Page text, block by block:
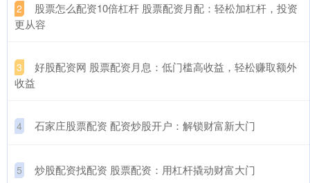
2
​股票怎么配资10倍杠杆 股票配资月配：轻松加杠杆，投资
更从容
3
​好股配资网 股票配资月息：低门槛高收益，轻松赚取额外
收益
4 ​石家庄股票配资 配资炒股开户：解锁财富新大门
5 ​炒股配资找配资 股票配资：用杠杆撬动财富大门